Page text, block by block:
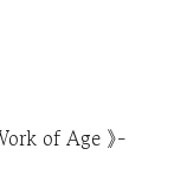
of Age 》-